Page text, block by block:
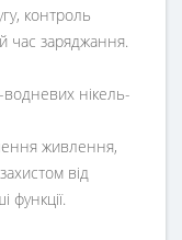
контроль
час заряджання.
водневих нікель-
живлення,
від
функції.